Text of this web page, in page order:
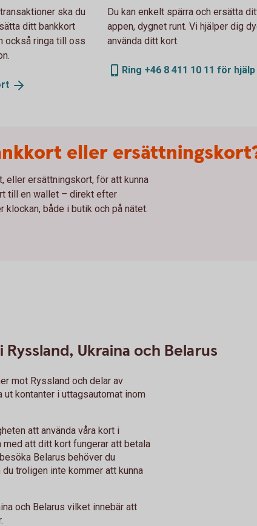
ska du
ditt bankkort
också ringa till oss
Du kan enkelt spärra och ersätta
appen, dygnet runt. Vi hjälper dig
använda ditt kort.
Ring +46 8 411 10 11 för
eller
eller ersättningskort, för att kunna
till en wallet – direkt efter
klockan, både i butik och på nätet.
Ukraina och Belarus
mot Ryssland och delar av
kontanter i uttagsautomat inom
att använda våra kort i
med att ditt kort fungerar att betala
Belarus behöver du
troligen inte kommer att kunna
och Belarus vilket innebär att